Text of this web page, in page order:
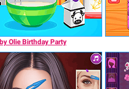
Olie Birthday Party